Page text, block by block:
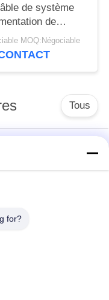
de système
de
de
d'IP68
MOQ:Négociable
Tous
tension
de la lampe
for?